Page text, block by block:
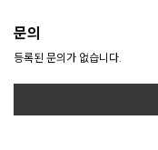
문의
등록된 문의가 없습니다.